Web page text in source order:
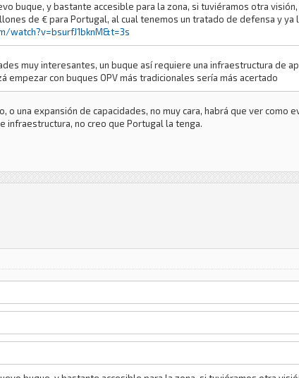
buque, y bastante accesible para la zona, si tuviéramos otra
de € para Portugal, al cual tenemos un tratado de defensa y
watch?v=bsurfJ1bknM&t=3s
muy interesantes, un buque así requiere una infraestructura de
empezar con buques OPV más tradicionales sería más acertado
o una expansión de capacidades, no muy cara, habrá que ver como
infraestructura, no creo que Portugal la tenga.